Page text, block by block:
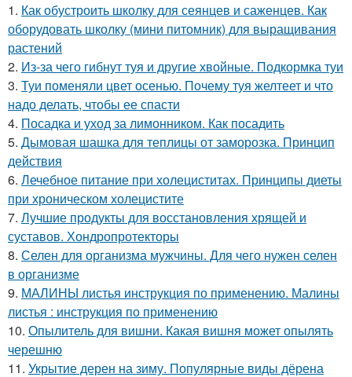
1. Как обустроить школку для сеянцев и саженцев. Как
оборудовать школку (мини питомник) для выращивания
растений
2. Из-за чего гибнут туя и другие хвойные. Подкормка туи
3. Туи поменяли цвет осенью. Почему туя желтеет и что
надо делать, чтобы ее спасти
4. Посадка и уход за лимонником. Как посадить
5. Дымовая шашка для теплицы от заморозка. Принцип
действия
6. Лечебное питание при холециститах. Принципы диеты
при хроническом холецистите
7. Лучшие продукты для восстановления хрящей и
суставов. Хондропротекторы
8. Селен для организма мужчины. Для чего нужен селен
в организме
9. МАЛИНЫ листья инструкция по применению. Малины
листья : инструкция по применению
10. Опылитель для вишни. Какая вишня может опылять
черешню
11. Укрытие дерен на зиму. Популярные виды дёрена